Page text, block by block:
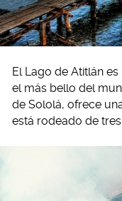
El Lago de Atitlán
el más bello del
de Sololá, ofrece
está rodeado de